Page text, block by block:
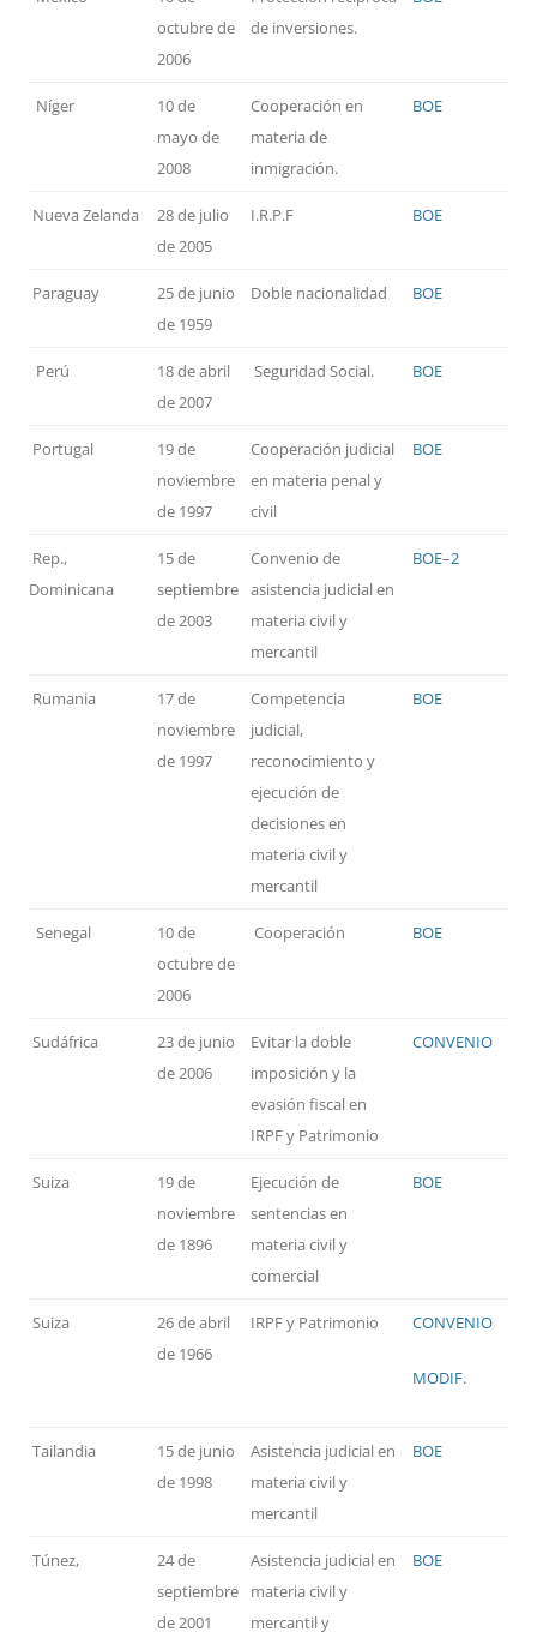
octubre de
2006
de inversiones.
Níger
10 de
mayo de
2008
Cooperación en
materia de
inmigración.
BOE
Nueva Zelanda
28 de julio
de 2005
I.R.P.F BOE
Paraguay
25 de junio
de 1959
Doble nacionalidad BOE
Perú
18 de abril
de 2007
Seguridad Social. BOE
Portugal
19 de
noviembre
de 1997
Cooperación judicial
en materia penal y
civil
BOE
Rep.,
Dominicana
15 de
septiembre
de 2003
Convenio de
asistencia judicial en
materia civil y
mercantil
BOE–2
Rumania
17 de
noviembre
de 1997
Competencia
judicial,
reconocimiento y
ejecución de
decisiones en
materia civil y
mercantil
BOE
Senegal
10 de
octubre de
2006
Cooperación BOE
Sudáfrica
23 de junio
de 2006
Evitar la doble
imposición y la
evasión fiscal en
IRPF y Patrimonio
CONVENIO
Suiza
19 de
noviembre
de 1896
Ejecución de
sentencias en
materia civil y
comercial
BOE
Suiza
26 de abril
de 1966
IRPF y Patrimonio CONVENIO
MODIF.
Tailandia
15 de junio
de 1998
Asistencia judicial en
materia civil y
mercantil
BOE
Túnez,
24 de
septiembre
de 2001
Asistencia judicial en
materia civil y
mercantil y
BOE